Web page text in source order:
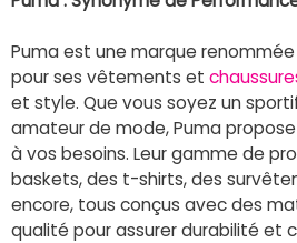
Puma est une marque
pour ses vêtements et
et style. Que vous soyez un
amateur de mode, Puma
à vos besoins. Leur gamme de
baskets, des t-shirts, des
encore, tous conçus avec des
qualité pour assurer durabilité et